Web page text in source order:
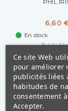
PHIL
6,60
En stock
9
Ce site Web
pour améliorer
publicités liées
habitudes de
consentement
Accepter.